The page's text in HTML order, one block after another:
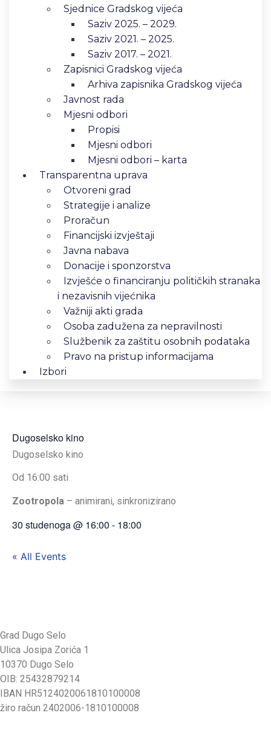
Sjednice Gradskog vijeća
Saziv 2025. – 2029.
Saziv 2021. – 2025.
Saziv 2017. – 2021.
Zapisnici Gradskog vijeća
Arhiva zapisnika Gradskog vijeća
Javnost rada
Mjesni odbori
Propisi
Mjesni odbori
Mjesni odbori – karta
Transparentna uprava
Otvoreni grad
Strategije i analize
Proračun
Financijski izvještaji
Javna nabava
Donacije i sponzorstva
Izvješće o financiranju političkih stranaka
i nezavisnih vijećnika
Važniji akti grada
Osoba zadužena za nepravilnosti
Službenik za zaštitu osobnih podataka
Pravo na pristup informacijama
Izbori
Dugoselsko kino
Dugoselsko kino
Od 16:00 sati
Zootropola – animirani, sinkronizirano
30 studenoga@ 16:00 - 18:00
« All Events
Grad Dugo Selo
Ulica Josipa Zorića 1
10370 Dugo Selo
OIB: 25432879214
IBAN HR5124020061810100008
žiro račun 2402006-1810100008